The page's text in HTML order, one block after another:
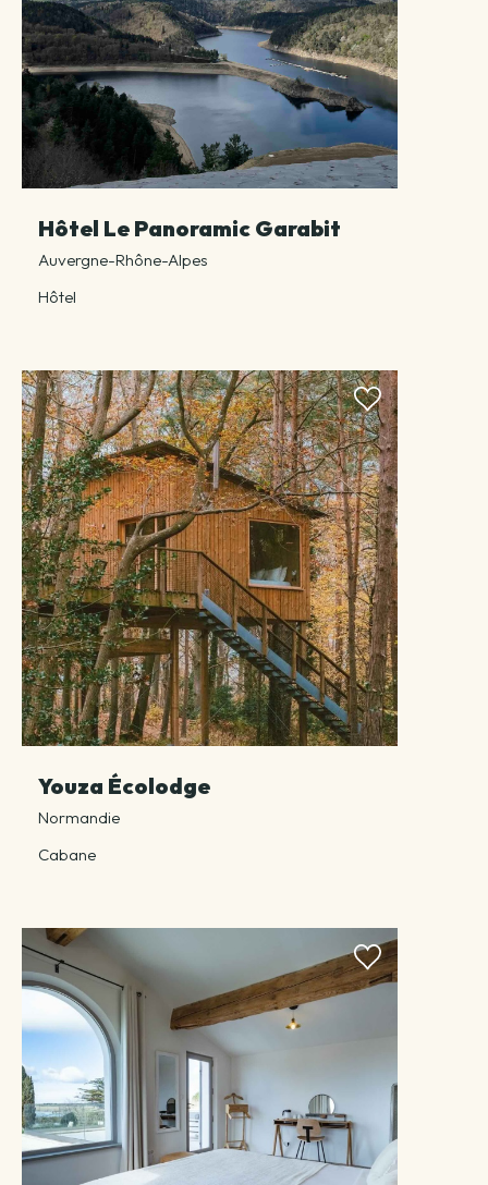
Hôtel Le Panoramic Garabit
Auvergne-Rhône-Alpes
Hôtel
Youza Écolodge
Normandie
Cabane